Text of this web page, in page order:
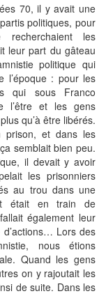
70, il y avait une
politiques, pour
recherchaient les
leur part du gâteau
politique qui
l’époque : pour les
qui sous Franco
l’être et les gens
qu’à être libérés.
prison, et dans les
semblait bien peu.
il devait y avoir
les prisonniers
au trou dans une
était en train de
également leur
Lors des
nous étions
Quand les gens
on y rajoutait les
de suite. Dans les